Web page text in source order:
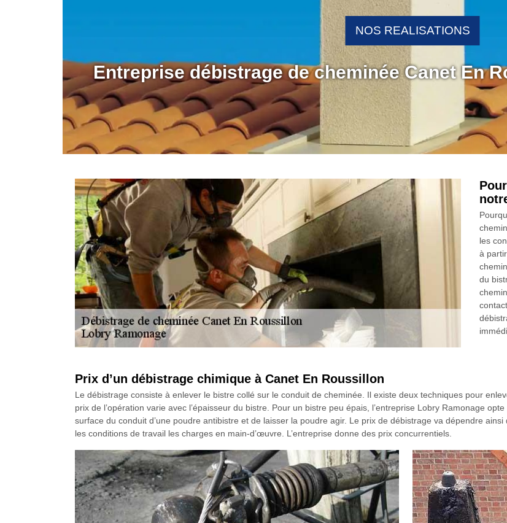
Entreprise débistrage de cheminée Canet En
NOS REALISATIONS
les
à
du
Prix d’un débistrage chimique à Canet En Roussillon
Le débistrage consiste à enlever le bistre collé sur le conduit de cheminée. Il existe deux techniques pour
prix de l’opération varie avec l’épaisseur du bistre. Pour un bistre peu épais, l’entreprise Lobry Ramonage
surface du conduit d’une poudre antibistre et de laisser la poudre agir. Le prix de débistrage va dépendre
les conditions de travail les charges en main-d’œuvre. L’entreprise donne des prix concurrentiels.